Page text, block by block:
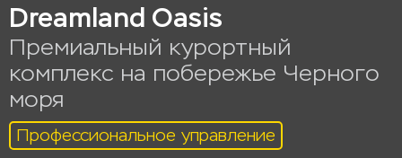
Dreamland Oasis
Премиальный курортный
комплекс на побережье Черного
моря
Профессиональное управление